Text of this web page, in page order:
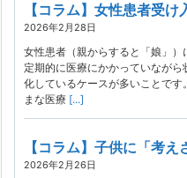
【コラム】女性患者受け
2026年2月28日
女性患者（親からすると「娘」
定期的に医療にかかっていなが
化しているケースが多いことで
まな医療 [...]
【コラム】子供に「考
2026年2月26日